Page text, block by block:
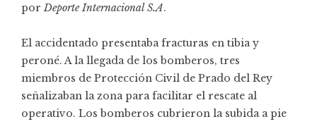
porDeporte Internacional S.A.
El accidentado presentaba fracturas en tibia y
peroné. A la llegada de los bomberos, tres
miembros de Protección Civil de Prado del Rey
señalizaban la zona para facilitar el rescate al
operativo. Los bomberos cubrieron la subida a pie